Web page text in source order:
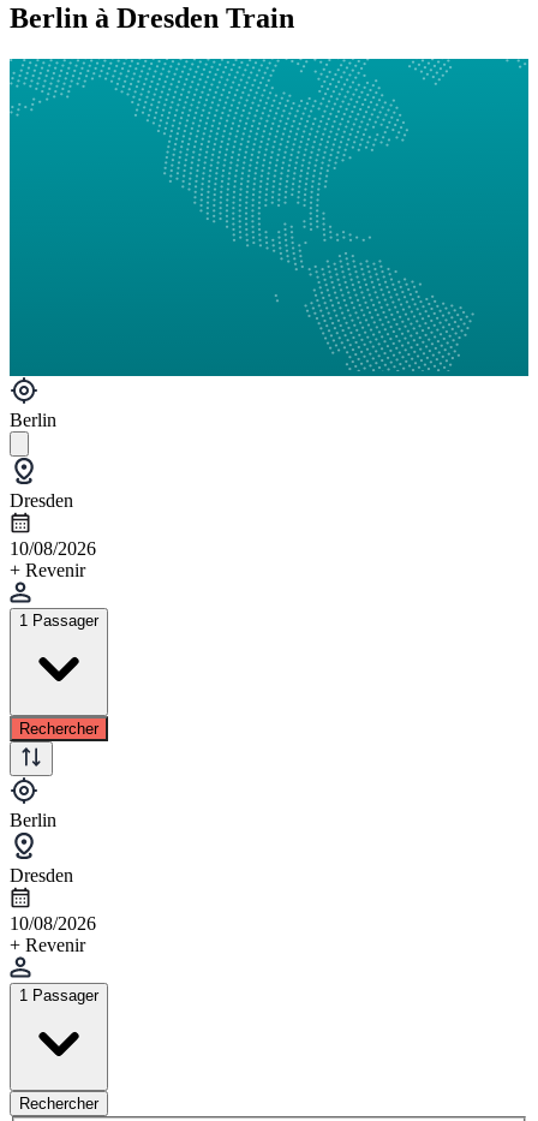
Berlin à Dresden Train
Berlin
Dresden
10/08/2026
+ Revenir
1 Passager
Rechercher
Berlin
Dresden
10/08/2026
+ Revenir
1 Passager
Rechercher